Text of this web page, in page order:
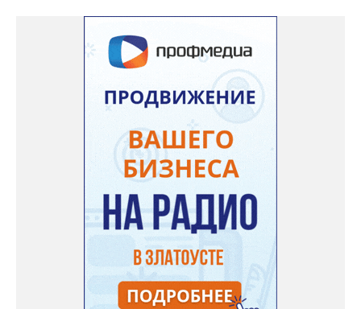
однажды реанимация не смогла добраться до больного.
Жители писали в администрацию города и другие инстанции,
пытались ремонтировать дорогу своими силами – всё тщетно»,
– рассказали в ОНФ. Общественники подчеркнули: именно
они добились, чтобы участок разровняли и отсыпали. Для
этого потребовалось обратиться в мэрию Златоуста.